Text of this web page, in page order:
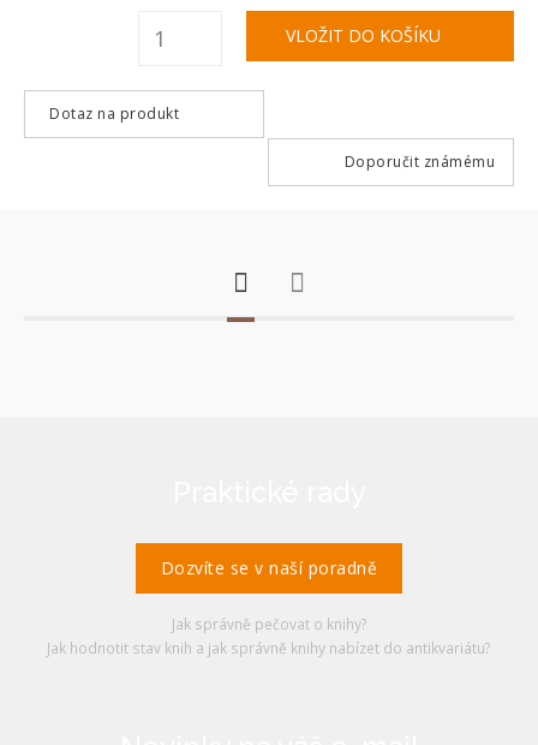
Dotaz na produkt
Doporučit známému
Dozvíte se v naší poradně
Jak správně pečovat o knihy?
Jak hodnotit stav knih a jak správně knihy nabízet do antikvariátu?